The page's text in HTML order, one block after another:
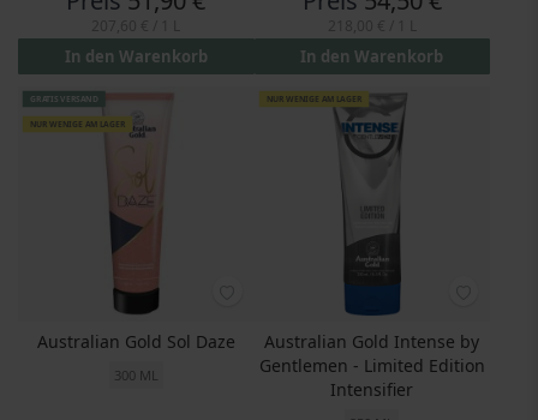
In den Warenkorb In den Warenkorb
GRATIS VERSAND
NUR WENIGE AM LAGER
Australian Gold Sol Daze
300 ML
NUR WENIGE AM LAGER
Australian Gold Intense by
Gentlemen - Limited Edition
Intensifier